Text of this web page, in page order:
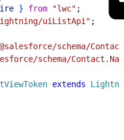
} from "lwc" ;
uiListApi" ;
schema/
schema/
extends